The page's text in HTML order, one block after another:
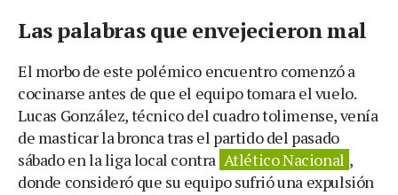
Las palabras que envejecieron mal
El morbo de este polémico encuentro comenzó a
cocinarse antes de que el equipo tomara el vuelo.
Lucas González, técnico del cuadro tolimense, venía
de masticar la bronca tras el partido del pasado
sábado en la liga local contra Atlético Nacional ,
donde consideró que su equipo sufrió una expulsión